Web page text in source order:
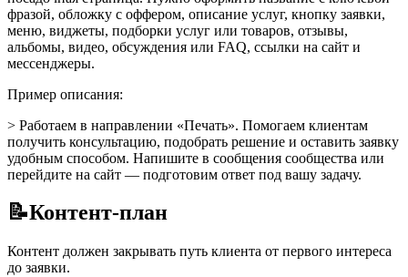
фразой, обложку с оффером, описание услуг, кнопку заявки,
меню, виджеты, подборки услуг или товаров, отзывы,
альбомы, видео, обсуждения или FAQ, ссылки на сайт и
мессенджеры.
Пример описания:
> Работаем в направлении «Печать». Помогаем клиентам
получить консультацию, подобрать решение и оставить заявку
удобным способом. Напишите в сообщения сообщества или
перейдите на сайт — подготовим ответ под вашу задачу.
📝Контент-план
Контент должен закрывать путь клиента от первого интереса
до заявки.